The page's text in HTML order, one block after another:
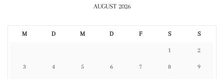
AUGUST 2026
M D M D F S S
1 2
3 4 5 6 7 8 9